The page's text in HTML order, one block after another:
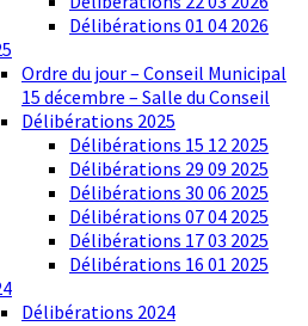
Délibérations 01 04 2026
Ordre du jour – Conseil Municipal
15 décembre – Salle du Conseil
Délibérations 2025
Délibérations 15 12 2025
Délibérations 29 09 2025
Délibérations 30 06 2025
Délibérations 07 04 2025
Délibérations 17 03 2025
Délibérations 16 01 2025
Délibérations 2024